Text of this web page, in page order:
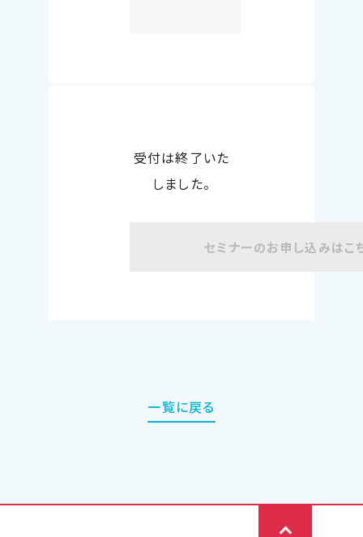
受付は終了いた
しました。
セミナーのお申し込みはこ
一覧に戻る